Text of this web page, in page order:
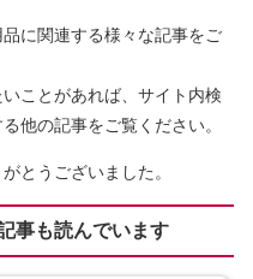
に関連する様々な記事をご
ことがあれば、サイト内検
他の記事をご覧ください。
とうございました。
事も読んでいます